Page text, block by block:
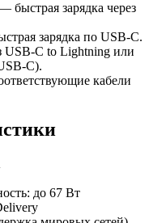
зарядка через
зарядка по USB‑C.
USB‑C to Lightning или
кабели
до 67 Вт